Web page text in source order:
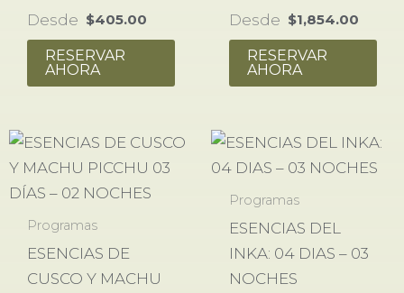
Desde $405.00
RESERVAR
AHORA
Desde $1,854.00
RESERVAR
AHORA
Programas
ESENCIAS DE
CUSCO Y MACHU
Programas
ESENCIAS DEL
INKA: 04 DIAS – 03
NOCHES